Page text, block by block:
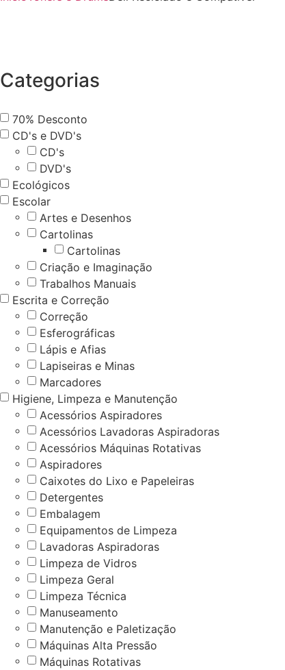
Categorias
70% Desconto
CD's e DVD's
CD's
DVD's
Ecológicos
Escolar
Artes e Desenhos
Cartolinas
Cartolinas
Criação e Imaginação
Trabalhos Manuais
Escrita e Correção
Correção
Esferográficas
Lápis e Afias
Lapiseiras e Minas
Marcadores
Higiene, Limpeza e Manutenção
Acessórios Aspiradores
Acessórios Lavadoras Aspiradoras
Acessórios Máquinas Rotativas
Aspiradores
Caixotes do Lixo e Papeleiras
Detergentes
Embalagem
Equipamentos de Limpeza
Lavadoras Aspiradoras
Limpeza de Vidros
Limpeza Geral
Limpeza Técnica
Manuseamento
Manutenção e Paletização
Máquinas Alta Pressão
Máquinas Rotativas